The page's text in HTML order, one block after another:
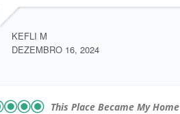
KEFLI M
DEZEMBRO 16, 2024
This Place Became My Home